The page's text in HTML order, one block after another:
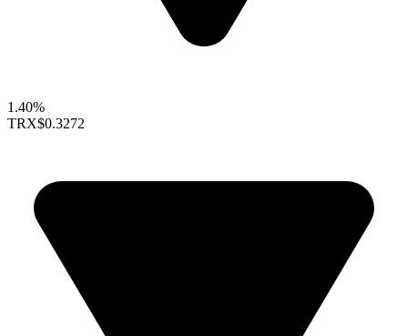
1.40%
TRX$0.3272